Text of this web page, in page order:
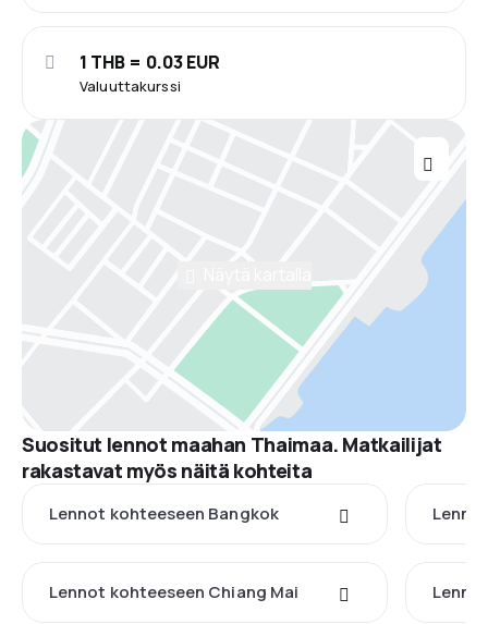
Valuuttakurssi
1 THB = 0.03 EUR
Suositut lennot maahan Thaimaa. Matkailijat
rakastavat myös näitä kohteita
Lennot kohteeseen Bangkok
Lennot kohteeseen Chiang Mai